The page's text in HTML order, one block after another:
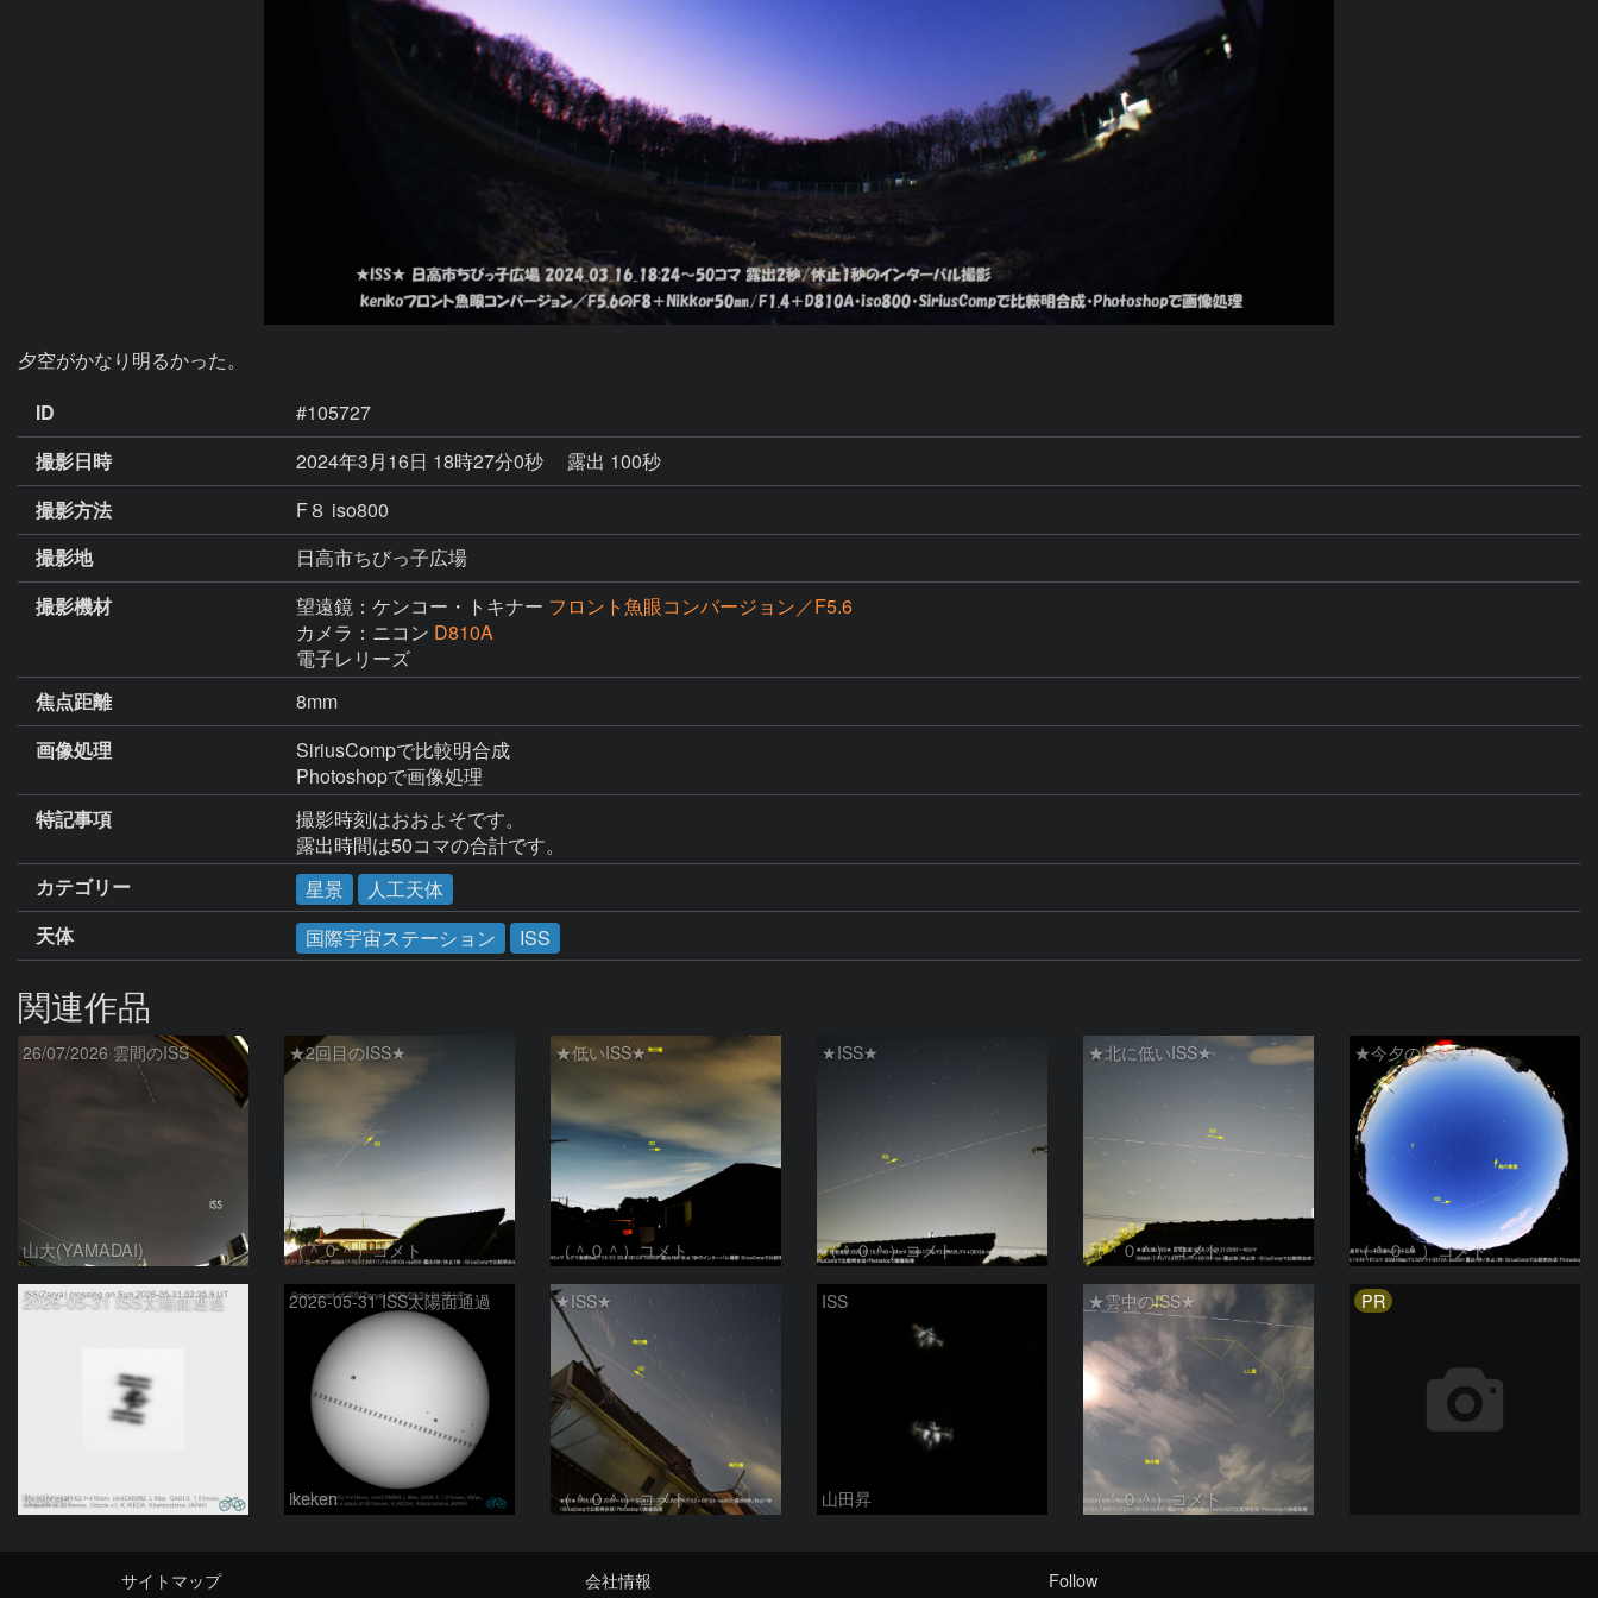
夕空がかなり明るかった。
ID
#105727
撮影日時
2024年3月16日 18時27分0秒
露出 100秒
撮影方法
F８ iso800
撮影地
日高市ちびっ子広場
撮影機材
望遠鏡：ケンコー・トキナー フロント魚眼コンバージョン／F5.6
カメラ：ニコン D810A
電子レリーズ
焦点距離
8mm
画像処理
SiriusCompで比較明合成
Photoshopで画像処理
特記事項
撮影時刻はおおよそです。
露出時間は50コマの合計です。
カテゴリー
星景
人工天体
天体
国際宇宙ステーション ISS
関連作品
26/07/2026 雲間のISS
山大(YAMADAI)
★2回目のISS★
（＾０＾）コメト
★低いISS★
（＾０＾）コメト
★ISS★
（＾０＾）コメト
★北に低いISS★
（＾０＾）コメト
★今夕のISS★
（＾０＾）コメト
2026-05-31 ISS太陽面通過
ikeken
2026-05-31 ISS太陽面通過
ikeken
★ISS★
（＾０＾）コメト
ISS
山田昇
★雲中のISS★
（＾０＾）コメト
PR
サイトマップ
会社情報
Follow